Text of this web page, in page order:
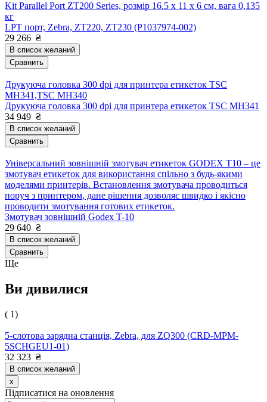
Kit Parallel Port ZT200 Series, розмір 16.5 x 11 x 6 см, вага 0,135
кг
LPT порт, Zebra, ZT220, ZT230 (P1037974-002)
29 266 ₴
В список желаний
Сравнить
Друкуюча головка 300 dpi для принтера етикеток TSC
MH341,TSC MH340
Друкуюча головка 300 dpi для принтера етикеток TSC MH341
34 949 ₴
В список желаний
Сравнить
Універсальний зовнішній змотувач етикеток GODEX T10 – це
змотувач етикеток для використання спільно з будь-якими
моделями принтерів. Встановлення змотувача проводиться
поруч з принтером, дане рішення дозволяє швидко і якісно
проводити змотування готових етикеток.
Змотувач зовнішній Godex T-10
29 640 ₴
В список желаний
Сравнить
Ще
Ви дивилися
( 1)
5-слотова зарядна станція, Zebra, для ZQ300 (CRD-MPM-
5SCHGEU1-01)
32 323 ₴
В список желаний
x
Підписатися на оновлення